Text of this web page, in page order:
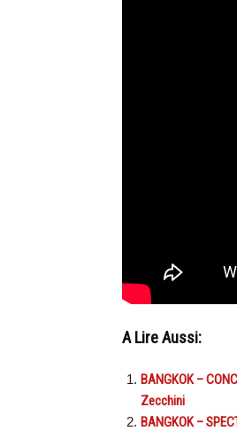
A Lire Aussi:
BANGKOK –
Zecchini
BANGKOK –